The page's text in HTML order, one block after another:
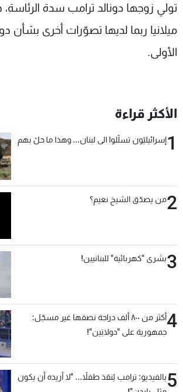
تولي زوجها دونالد ترامب سدة
ميلانيا ربما لديها تصوّرات أخرى بشأن
الأولى.
الأكثر قراءة
1إسرائيليّون تسلّلوا الى لبنان... وهذا ما حلّ بهم
2من يصدّق الشيخ نعيم؟
3بشرى "كهربائية" للبنانيين!
4
أكثر من ٨٠٠ ألف دراجة نصفها غير مسجّل:
جمهورية على "دولابَين"!
5بالفيديو: ترامب يُنقذ طفلاً... "لا أريده أن يكون